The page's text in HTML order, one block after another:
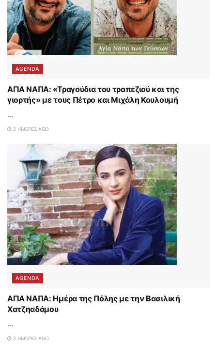
AGENDA
ΑΓΙΑ ΝΑΠΑ: «Τραγούδια του τραπεζιού και της
γιορτής» με τους Πέτρο και Μιχάλη Κουλουμή
...
2 ΗΜΈΡΕΣ AGO
AGENDA
ΑΓΙΑ ΝΑΠΑ: Ημέρα της Πόλης με την Βασιλική
Χατζηαδάμου
...
2 ΗΜΈΡΕΣ AGO